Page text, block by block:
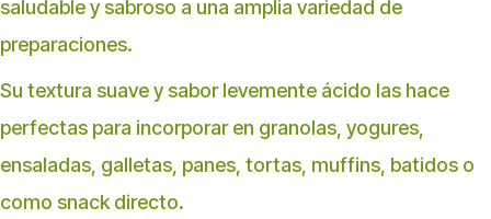
saludable y sabroso a una amplia variedad de
preparaciones.
Su textura suave y sabor levemente ácido las hace
perfectas para incorporar en granolas, yogures,
ensaladas, galletas, panes, tortas, muffins, batidos o
como snack directo.